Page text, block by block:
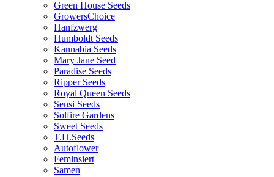
Green House Seeds
GrowersChoice
Hanfzwerg
Humboldt Seeds
Kannabia Seeds
Mary Jane Seed
Paradise Seeds
Ripper Seeds
Royal Queen Seeds
Sensi Seeds
Solfire Gardens
Sweet Seeds
T.H.Seeds
Autoflower
Feminsiert
Samen